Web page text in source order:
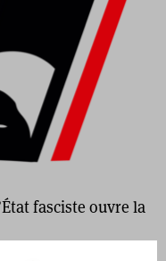
fasciste ouvre la